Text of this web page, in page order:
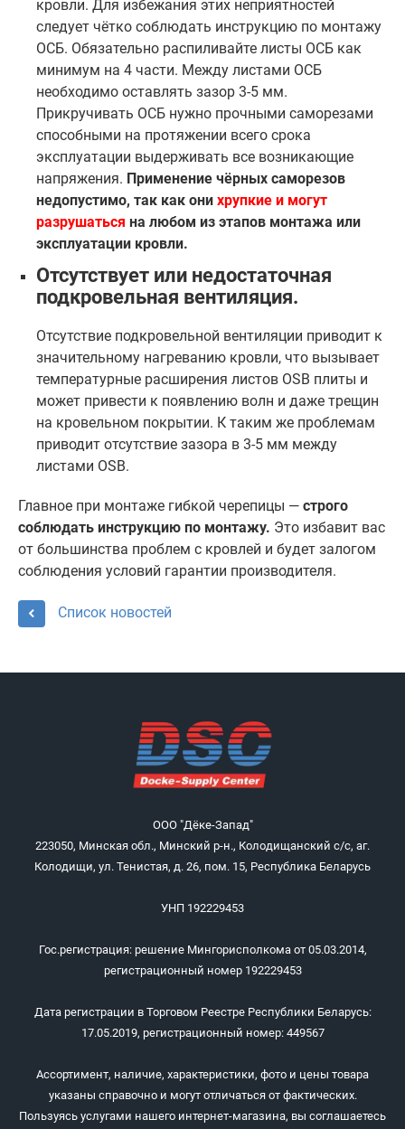
кровли. Для избежания этих неприятностей
следует чётко соблюдать инструкцию по монтажу
ОСБ. Обязательно распиливайте листы ОСБ как
минимум на 4 части. Между листами ОСБ
необходимо оставлять зазор 3-5 мм.
Прикручивать ОСБ нужно прочными саморезами
способными на протяжении всего срока
эксплуатации выдерживать все возникающие
напряжения. Применение чёрных саморезов
недопустимо, так как онихрупкие и могут
разрушатьсяна любом из этапов монтажа или
эксплуатации кровли.
Отсутствует или недостаточная
подкровельная вентиляция.
Отсутствие подкровельной вентиляции приводит к
значительному нагреванию кровли, что вызывает
температурные расширения листов OSB плиты и
может привести к появлению волн и даже трещин
на кровельном покрытии. К таким же проблемам
приводит отсутствие зазора в 3-5 мм между
листами OSB.
Главное при монтаже гибкой черепицы — строго
соблюдать инструкцию по монтажу. Это избавит вас
от большинства проблем с кровлей и будет залогом
соблюдения условий гарантии производителя.
Список новостей
ООО "Дёке-Запад"
223050, Минская обл., Минский р-н., Колодищанский с/с, аг.
Колодищи, ул. Тенистая, д. 26, пом. 15, Республика Беларусь
УНП 192229453
Гос.регистрация: решение Мингорисполкома от 05.03.2014,
регистрационный номер 192229453
Дата регистрации в Торговом Реестре Республики Беларусь:
17.05.2019, регистрационный номер: 449567
Ассортимент, наличие, характеристики, фото и цены товара
указаны справочно и могут отличаться от фактических.
Пользуясь услугами нашего интернет-магазина, вы соглашаетесь